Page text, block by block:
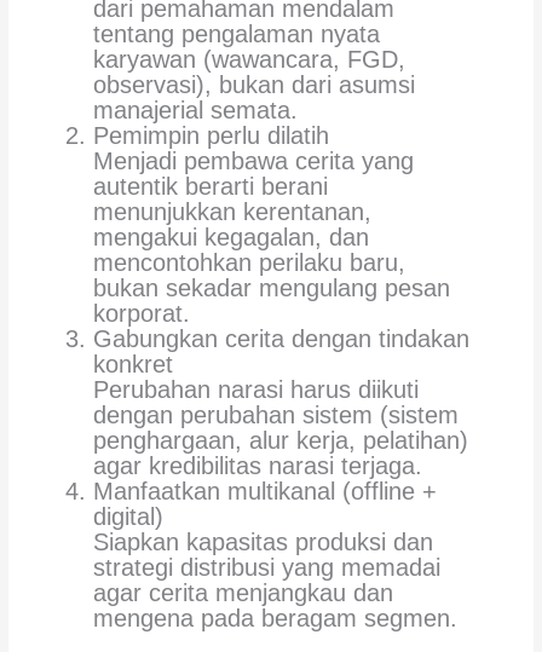
dari pemahaman mendalam
tentang pengalaman nyata
karyawan (wawancara, FGD,
observasi), bukan dari asumsi
manajerial semata.
Pemimpin perlu dilatih
Menjadi pembawa cerita yang
autentik berarti berani
menunjukkan kerentanan,
mengakui kegagalan, dan
mencontohkan perilaku baru,
bukan sekadar mengulang pesan
korporat.
Gabungkan cerita dengan tindakan
konkret
Perubahan narasi harus diikuti
dengan perubahan sistem (sistem
penghargaan, alur kerja, pelatihan)
agar kredibilitas narasi terjaga.
Manfaatkan multikanal (offline +
digital)
Siapkan kapasitas produksi dan
strategi distribusi yang memadai
agar cerita menjangkau dan
mengena pada beragam segmen.